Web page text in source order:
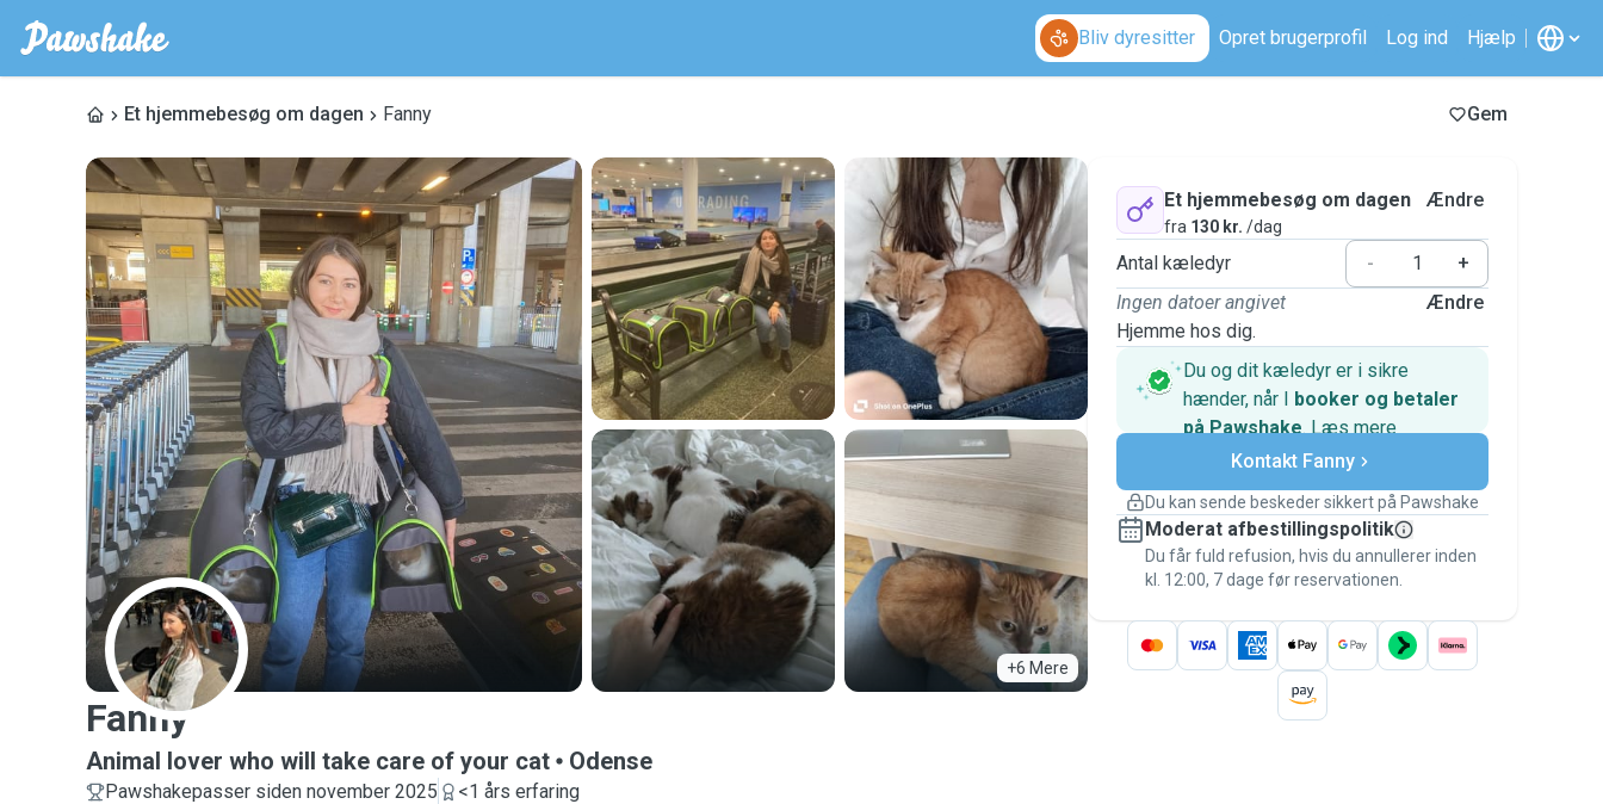
Bliv dyresitter Opret brugerprofil Log ind Hjælp
Et hjemmebesøg om dagen Fanny Gem
+6 Mere
F
Fanny
Animal lover who will take care of your cat Odense
Pawshakepasser siden november 2025
<1 års erfaring
Et hjemmebesøg om dagen
fra 130 kr. /dag
Ændre
Antal kæledyr -
+
Ingen datoer angivet
Hjemme hos dig.
Ændre
Du og dit kæledyr er i sikre
hænder, når I booker og betaler
på Pawshake. Læs mere
Sikre betalinger
Support, hvis planerne ændrer
Dækkede bookinger
Hold alt på Pawshake – fra den første
besked til betalingen – for at være dækket
afPawshake-garantien.
Kontakt Fanny
Du kan sende beskeder sikkert på Pawshake
Moderat afbestillingspolitik
Du får fuld refusion, hvis du annullerer inden
kl. 12:00, 7 dage før reservationen.